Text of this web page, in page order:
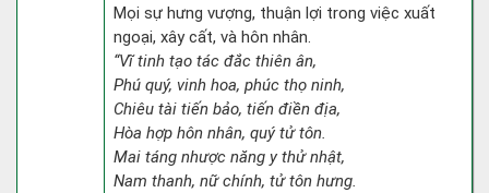
Mọi sự hưng vượng, thuận lợi trong việc xuất
ngoại, xây cất, và hôn nhân.
“Vĩ tinh tạo tác đắc thiên ân,
Phú quý, vinh hoa, phúc thọ ninh,
Chiêu tài tiến bảo, tiến điền địa,
Hòa hợp hôn nhân, quý tử tôn.
Mai táng nhược năng y thử nhật,
Nam thanh, nữ chính, tử tôn hưng.